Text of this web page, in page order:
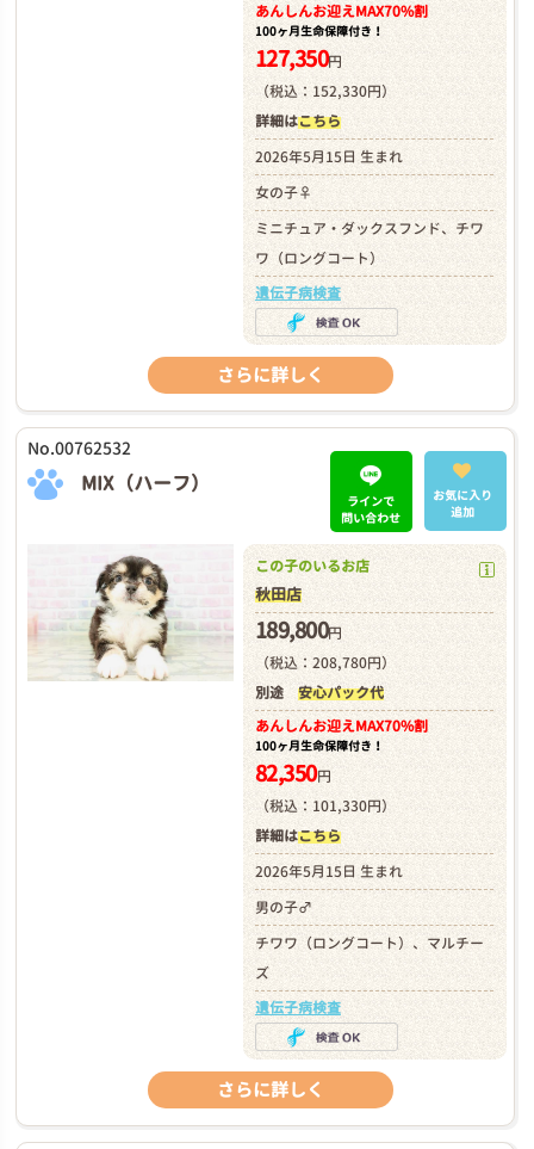
あんしんお迎えMAX70%割
100ヶ月生命保障付き！
127,350円
（税込：152,330円）
詳細はこちら
2026年5月15日 生まれ
女の子♀
ミニチュア・ダックスフンド、チワ
ワ（ロングコート）
遺伝子病検査
さらに詳しく
No.00762532
MIX（ハーフ）
ラインで
問い合わせ
お気に入り
追加
この子のいるお店
秋田店
189,800円
（税込：208,780円）
別途 安心パック代
あんしんお迎えMAX70%割
100ヶ月生命保障付き！
82,350円
（税込：101,330円）
詳細はこちら
2026年5月15日 生まれ
男の子♂
チワワ（ロングコート）、マルチー
ズ
遺伝子病検査
さらに詳しく